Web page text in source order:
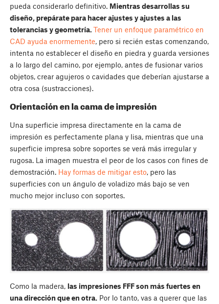
pueda considerarlo definitivo. Mientras desarrollas su
diseño, prepárate para hacer ajustes y ajustes a las
tolerancias y geometría.Tener un enfoque paramétrico en
CAD ayuda enormemente, pero si recién estas comenzando,
intenta no establecer el diseño en piedra y guarda versiones
a lo largo del camino, por ejemplo, antes de fusionar varios
objetos, crear agujeros o cavidades que deberían ajustarse a
otra cosa (sustracciones).
Orientación en la cama de impresión
Una superficie impresa directamente en la cama de
impresión es perfectamente plana y lisa, mientras que una
superficie impresa sobre soportes se verá más irregular y
rugosa. La imagen muestra el peor de los casos con fines de
demostración. Hay formas de mitigar esto , pero las
superficies con un ángulo de voladizo más bajo se ven
mucho mejor incluso con soportes.
Como la madera, las impresiones FFF son más fuertes en
una dirección que en otra. Por lo tanto, vas a querer que las